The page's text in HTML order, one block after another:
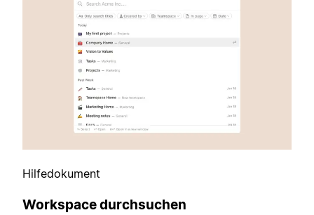
Hilfedokument
Workspace durchsuchen